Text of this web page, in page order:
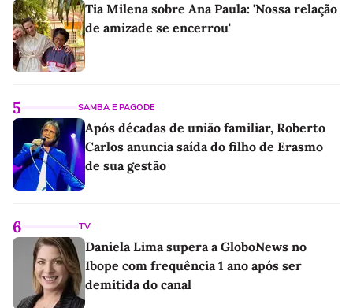
Tia Milena sobre Ana Paula: 'Nossa relação
de amizade se encerrou'
5 SAMBA E PAGODE
Após décadas de união familiar, Roberto
Carlos anuncia saída do filho de Erasmo
de sua gestão
6 TV
Daniela Lima supera a GloboNews no
Ibope com frequência 1 ano após ser
demitida do canal